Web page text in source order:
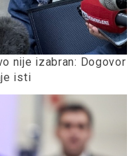
nije izabran: Dogovor
isti